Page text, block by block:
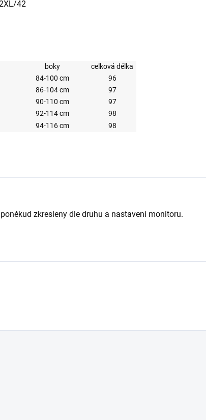
42
boky
celková délka
84-100 cm
96
86-104 cm
97
90-110 cm
97
92-114 cm
98
94-116 cm 98
zkresleny dle druhu a nastavení monitoru.